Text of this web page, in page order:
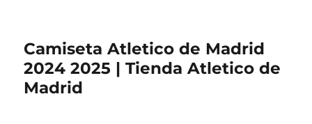
Camiseta Atletico de Madrid
2024 2025 | Tienda Atletico de
Madrid